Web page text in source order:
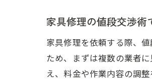
家具修理の値段交渉
家具修理を依頼する際、
ため、まずは複数の業者
え、料金や作業内容の調整